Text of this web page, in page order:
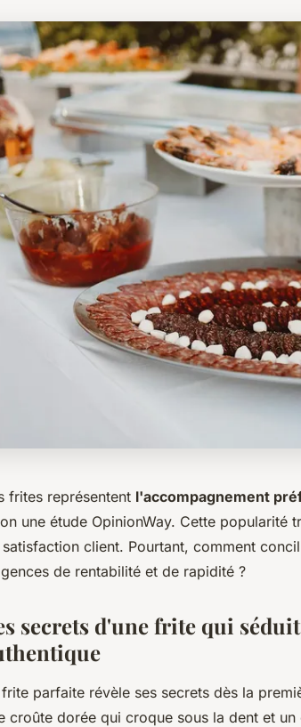
frites représentent l'accompagnement
une étude OpinionWay. Cette
client. Pourtant, comment
de rentabilité et de rapidité ?
secrets d'une frite qui
frite parfaite révèle ses secrets dès la
croûte dorée qui croque sous la dent et